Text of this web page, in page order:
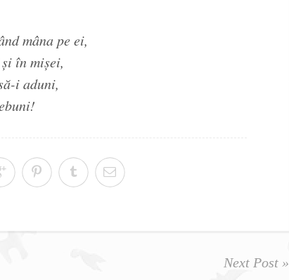
mâna pe ei,
în mişei,
i aduni,
Next Post »